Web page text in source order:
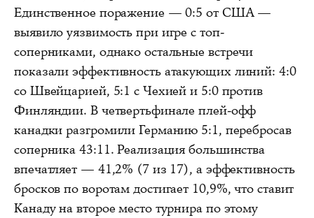
Единственное поражение — 0:5 от США —
выявило уязвимость при игре с топ-
соперниками, однако остальные встречи
показали эффективность атакующих линий: 4:0
со Швейцарией, 5:1 с Чехией и 5:0 против
Финляндии. В четвертьфинале плей-офф
канадки разгромили Германию 5:1, перебросав
соперника 43:11. Реализация большинства
впечатляет — 41,2% (7 из 17), а эффективность
бросков по воротам достигает 10,9%, что ставит
Канаду на второе место турнира по этому